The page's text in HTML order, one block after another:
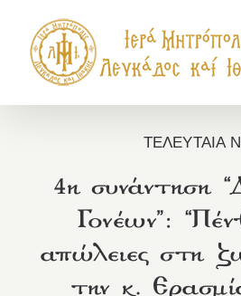
περιεχόμενο
ΤΕΛΕΥΤΑΙΑ
4η συνάντηση
Γονέων”:
απώλειες στη
την κ.